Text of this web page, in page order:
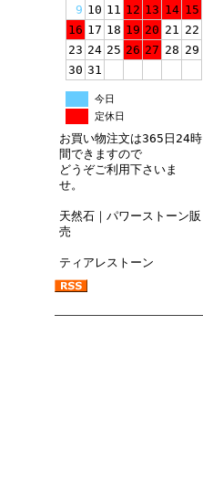
9 10 11 12 13 14 15
16 17 18 19 20 21 22
23 24 25 26 27 28 29
30 31
今日
定休日
お買い物注文は365日24時
間できますので
どうぞご利用下さいま
せ。
天然石｜パワーストーン販
売
ティアレストーン